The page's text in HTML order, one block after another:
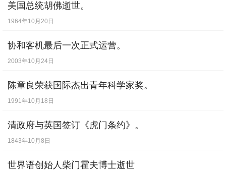
美国总统胡佛逝世。
1964年10月20日
协和客机最后一次正式运营。
2003年10月24日
陈章良荣获国际杰出青年科学家奖。
1991年10月18日
清政府与英国签订《虎门条约》。
1843年10月8日
世界语创始人柴门霍夫博士逝世